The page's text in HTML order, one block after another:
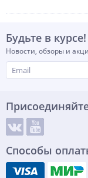
Будьте в курсе!
Новости, обзоры и
Способы